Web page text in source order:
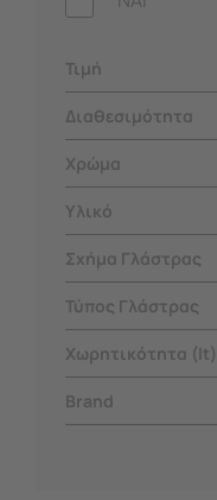
Τιμή
Διαθεσιμότητα
Χρώμα
Υλικό
Σχήμα Γλάστρας
Τύπος Γλάστρας
Χωρητικότητα (lt)
Brand